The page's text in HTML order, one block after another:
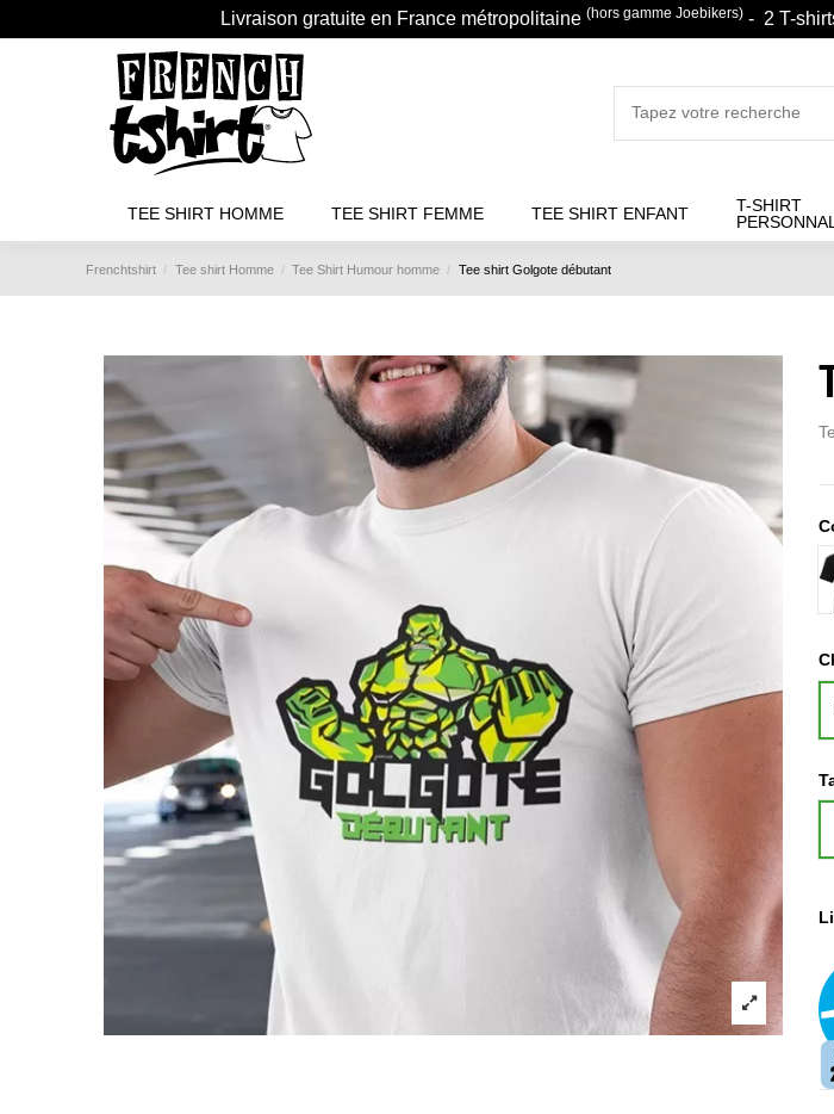
Livraison gratuite en France métropolitaine (hors gamme Joebikers) - 2 T-
TEE SHIRT HOMME TEE SHIRT FEMME TEE SHIRT ENFANT
T-SHIRT
Frenchtshirt Tee shirt Homme Tee Shirt Humour homme Tee shirt Golgote débutant